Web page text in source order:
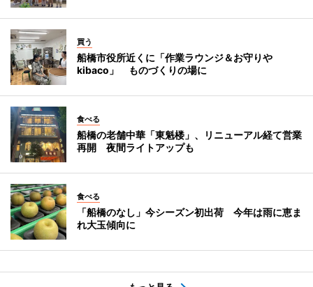
買う
船橋市役所近くに「作業ラウンジ＆お守りや
kibaco」 ものづくりの場に
食べる
船橋の老舗中華「東魁楼」、リニューアル経て営業
再開 夜間ライトアップも
食べる
「船橋のなし」今シーズン初出荷 今年は雨に恵ま
れ大玉傾向に